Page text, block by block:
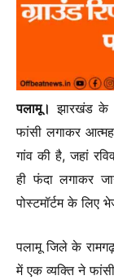
पलामू। झारखंड के
फांसी लगाकर
गांव की है, जहां
ही फंदा लगाकर
पोस्टमॉर्टम के लिए
पलामू जिले के
में एक व्यक्ति ने